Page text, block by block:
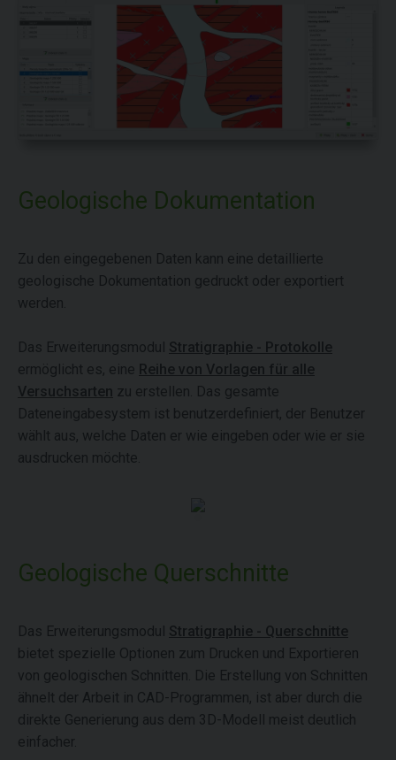
Geologische Dokumentation
Zu den eingegebenen Daten kann eine detaillierte
geologische Dokumentation gedruckt oder exportiert
werden.
Das Erweiterungsmodul Stratigraphie - Protokolle
ermöglicht es, eine Reihe von Vorlagen für alle
Versuchsarten zu erstellen. Das gesamte
Dateneingabesystem ist benutzerdefiniert, der Benutzer
wählt aus, welche Daten er wie eingeben oder wie er sie
ausdrucken möchte.
Geologische Querschnitte
Das Erweiterungsmodul Stratigraphie - Querschnitte
bietet spezielle Optionen zum Drucken und Exportieren
von geologischen Schnitten. Die Erstellung von Schnitten
ähnelt der Arbeit in CAD-Programmen, ist aber durch die
direkte Generierung aus dem 3D-Modell meist deutlich
einfacher.